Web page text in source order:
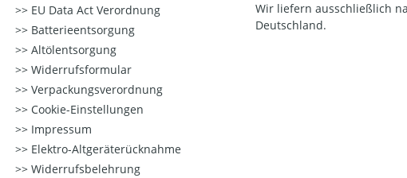
EU Data Act Verordnung
Batterieentsorgung
Altölentsorgung
Widerrufsformular
Verpackungsverordnung
Cookie-Einstellungen
Impressum
Elektro-Altgeräterücknahme
Widerrufsbelehrung
Wir liefern ausschließlich
Deutschland.